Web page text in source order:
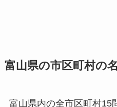
富山県の市区町村の
富山県内の全市区町村15